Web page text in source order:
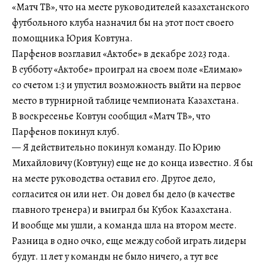
«Матч ТВ», что на месте руководителей казахстанского
футбольного клуба назначил бы на этот пост своего
помощника Юрия Ковтуна.
Парфенов возглавил «Актобе» в декабре 2023 года.
В субботу «Актобе» проиграл на своем поле «Елимаю»
со счетом 1:3 и упустил возможность выйти на первое
место в турнирной таблице чемпионата Казахстана.
В воскресенье Ковтун сообщил «Матч ТВ», что
Парфенов покинул клуб.
— Я действительно покинул команду. По Юрию
Михайловичу (Ковтуну) еще не до конца известно. Я бы
на месте руководства оставил его. Другое дело,
согласится он или нет. Он довел бы дело (в качестве
главного тренера) и выиграл бы Кубок Казахстана.
И вообще мы ушли, а команда шла на втором месте.
Разница в одно очко, еще между собой играть лидеры
будут. 11 лет у команды не было ничего, а тут все